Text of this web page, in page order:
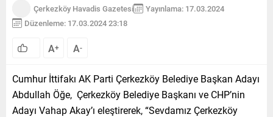
Çerkezköy Havadis Gazetesi
Yayınlama: 17.03.2024
Düzenleme: 17.03.2024 23:18
A+ A-
Cumhur İttifakı AK Parti Çerkezköy Belediye Başkan Adayı
Abdullah Öğe, Çerkezköy Belediye Başkanı ve CHP’nin
Adayı Vahap Akay’ı eleştirerek, “Sevdamız Çerkezköy